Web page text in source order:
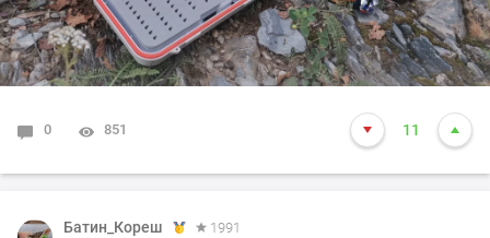
0 851 11
Батин_Кореш
1991